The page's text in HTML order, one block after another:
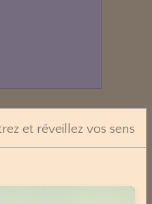
et réveillez vos sens